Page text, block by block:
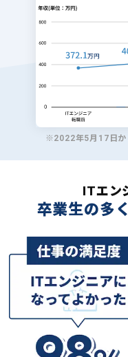
※2022年5月17日か
ITエン
卒業生の多